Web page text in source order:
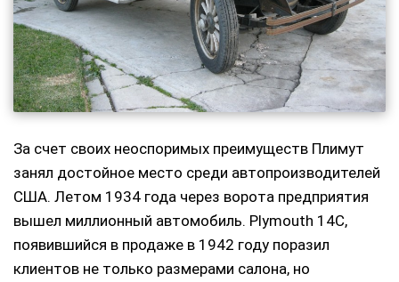
За счет своих неоспоримых преимуществ Плимут
занял достойное место среди автопроизводителей
США. Летом 1934 года через ворота предприятия
вышел миллионный автомобиль. Plymouth 14С,
появившийся в продаже в 1942 году поразил
клиентов не только размерами салона, но